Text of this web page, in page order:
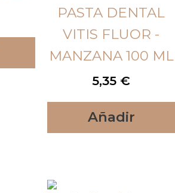
PASTA DENTAL
VITIS FLUOR -
MANZANA 100 ML
5,35 €
Añadir